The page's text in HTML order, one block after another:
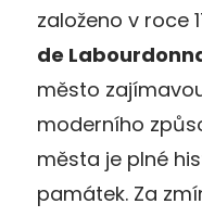
založeno v roce
de
město
moderního
města je plné
památek. Za